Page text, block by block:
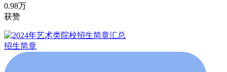
0.98万
获赞
招生简章